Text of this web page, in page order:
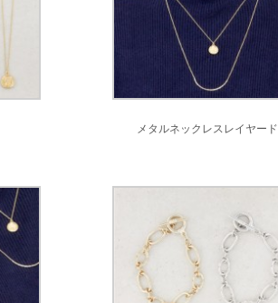
メタルネックレスレイヤード